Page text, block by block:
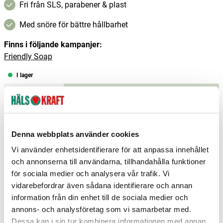
Denna webbplats använder cookies
Vi använder enhetsidentifierare för att anpassa innehållet
och annonserna till användarna, tillhandahålla funktioner
för sociala medier och analysera vår trafik. Vi
vidarebefordrar även sådana identifierare och annan
information från din enhet till de sociala medier och
annons- och analysföretag som vi samarbetar med.
Dessa kan i sin tur kombinera informationen med annan
Fri från SLS, parabener & plast
Med snöre för bättre hållbarhet
Finns i följande kampanjer:
Friendly Soap
I lager
– +
Samma pris i butik & online
Reservera och hämta i butik
Arvika 6 st
Borlänge 2 st Reservera